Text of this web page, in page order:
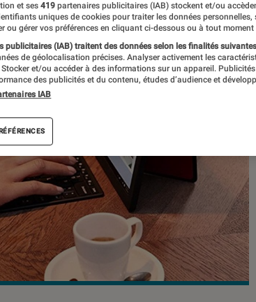
et ses 419 partenaires publicitaires (IAB) stockent et/ou
uniques de cookies pour traiter les données
ou gérer vos préférences en cliquant ci-dessous ou à tout moment
publicitaires (IAB) traitent des données selon les finalités
de géolocalisation précises. Analyser activement les
Stocker et/ou accéder à des informations sur un appareil.
des publicités et du contenu, études d’audience et
IAB